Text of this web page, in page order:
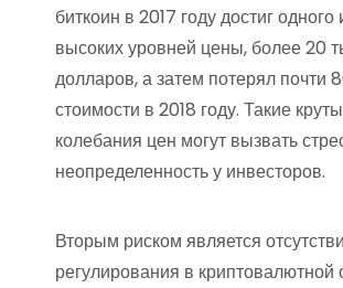
биткоин в 2017 году достиг
высоких уровней цены, более 20
долларов, а затем потерял почти
стоимости в 2018 году. Такие
колебания цен могут вызвать
неопределенность у инвесторов.
Вторым риском является
регулирования в криптовалютной